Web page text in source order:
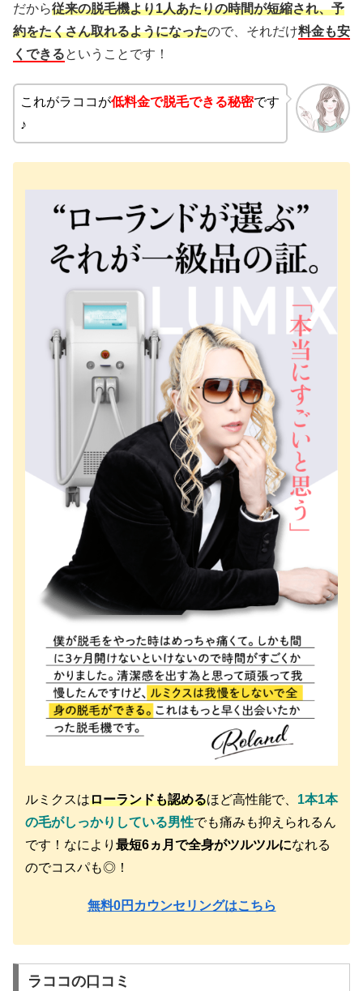
だから従来の脱毛機より1人あたりの時間が短縮され、予
約をたくさん取れるようになったので、それだけ料金も安
くできるということです！
これがラココが低料金で脱毛できる秘密です
♪
ルミクスはローランドも認めるほど高性能で、 1本1本
の毛がしっかりしている男性でも痛みも抑えられるん
です！なにより 最短6ヵ月で全身がツルツルになれる
のでコスパも◎！
無料0円カウンセリングはこちら
ラココの口コミ